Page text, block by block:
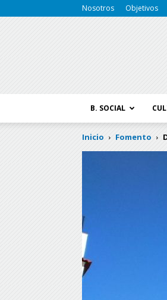
Nosotros Objetivos
B. SOCIAL
Inicio Fomento